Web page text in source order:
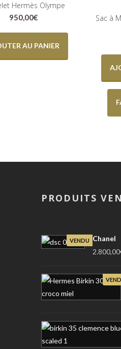
Hermès Olympe
950,00€
AU PANIER
Sac à
PRODUITS
VENDU
Chanel
2.800,00